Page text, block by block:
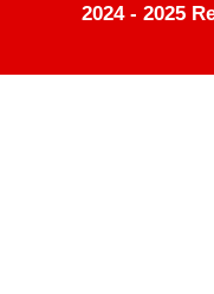
2024 - 2025